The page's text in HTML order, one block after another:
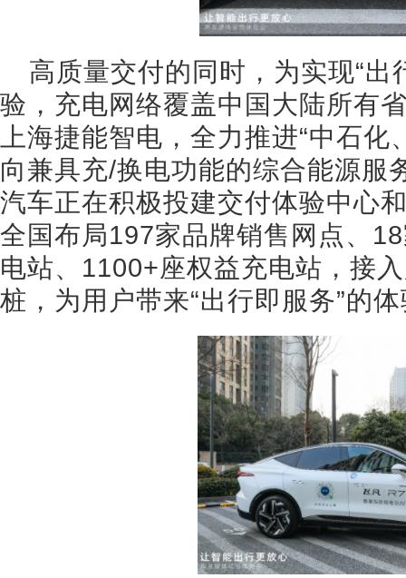
高质量交付的同时，为实现“出
验，充电网络覆盖中国大陆所有
上海捷能智电，全力推进“中石
向兼具充/换电功能的综合能源服
汽车正在积极投建交付体验中心
全国布局197家品牌销售网点、
电站、1100+座权益充电站，接
桩，为用户带来“出行即服务”的